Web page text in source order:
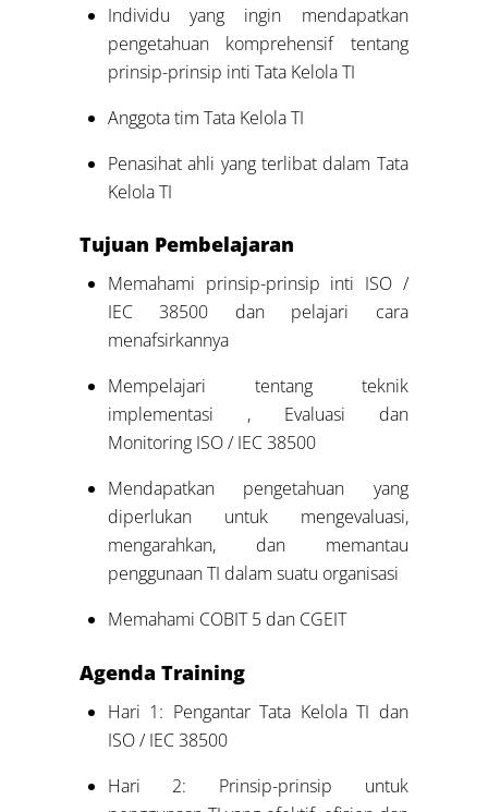
Individu yang ingin mendapatkan
pengetahuan komprehensif tentang
prinsip-prinsip inti Tata Kelola TI
Anggota tim Tata Kelola TI
Penasihat ahli yang terlibat dalam Tata
Kelola TI
Tujuan Pembelajaran
Memahami prinsip-prinsip inti ISO /
IEC 38500 dan pelajari cara
menafsirkannya
Mempelajari tentang teknik
implementasi , Evaluasi dan
Monitoring ISO / IEC 38500
Mendapatkan pengetahuan yang
diperlukan untuk mengevaluasi,
mengarahkan, dan memantau
penggunaan TI dalam suatu organisasi
Memahami COBIT 5 dan CGEIT
AgendaTraining
Hari 1: Pengantar Tata Kelola TI dan
ISO / IEC 38500
Hari 2: Prinsip-prinsip untuk